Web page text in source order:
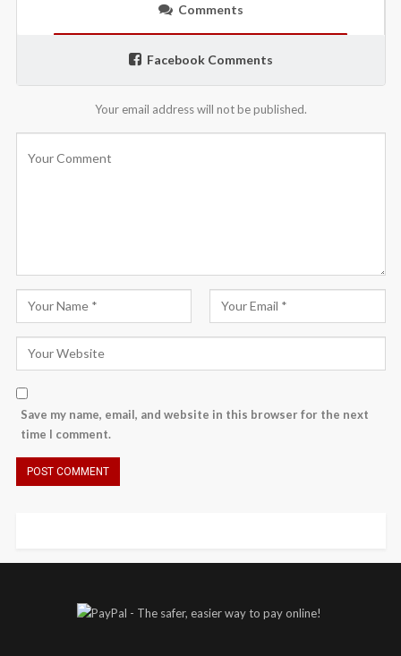
Comments
Facebook Comments
Your email address will not be published.
Save my name, email, and website in this browser for the next
time I comment.